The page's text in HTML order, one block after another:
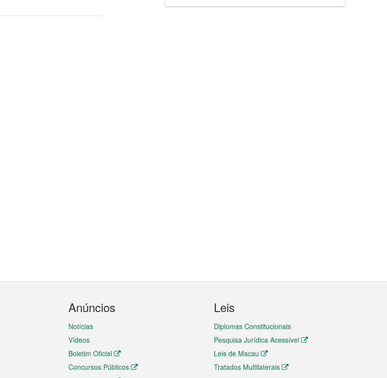
Anúncios
Notícias
Vídeos
Boletim Oficial
Concursos Públicos
Leis
Diplomas Constitucionais
Pesquisa Jurídica Acessível
Leis de Macau
Tratados Multilaterais